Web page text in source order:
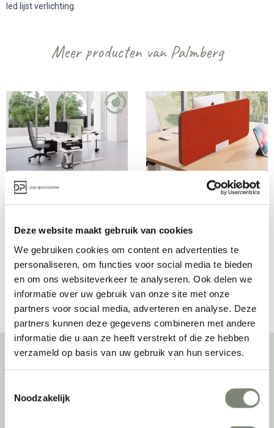
Deze website maakt gebruik van cookies
We gebruiken cookies om content en advertenties te
personaliseren, om functies voor social media te bieden
en om ons websiteverkeer te analyseren. Ook delen we
informatie over uw gebruik van onze site met onze
partners voor social media, adverteren en analyse. Deze
partners kunnen deze gegevens combineren met andere
informatie die u aan ze heeft verstrekt of die ze hebben
verzameld op basis van uw gebruik van hun services.
Noodzakelijk
led lijst verlichting.
Meer producten van Palmberg
Palmberg Crew T zit
sta werkplek
Palmberg Terio Plus
Maxi akoestische
Als grootste onafhankelijke projectinrichter én expert op het gebied